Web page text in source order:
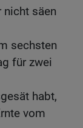
nicht säen
sechsten
für zwei
habt,
vom